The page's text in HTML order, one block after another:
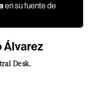
en su fuente de
Álvarez
Desk.